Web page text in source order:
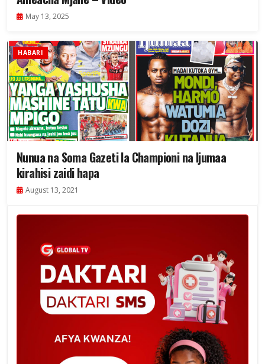
May 13, 2025
HABARI
Nunua na Soma Gazeti la Championi na Ijumaa
kirahisi zaidi hapa
August 13, 2021